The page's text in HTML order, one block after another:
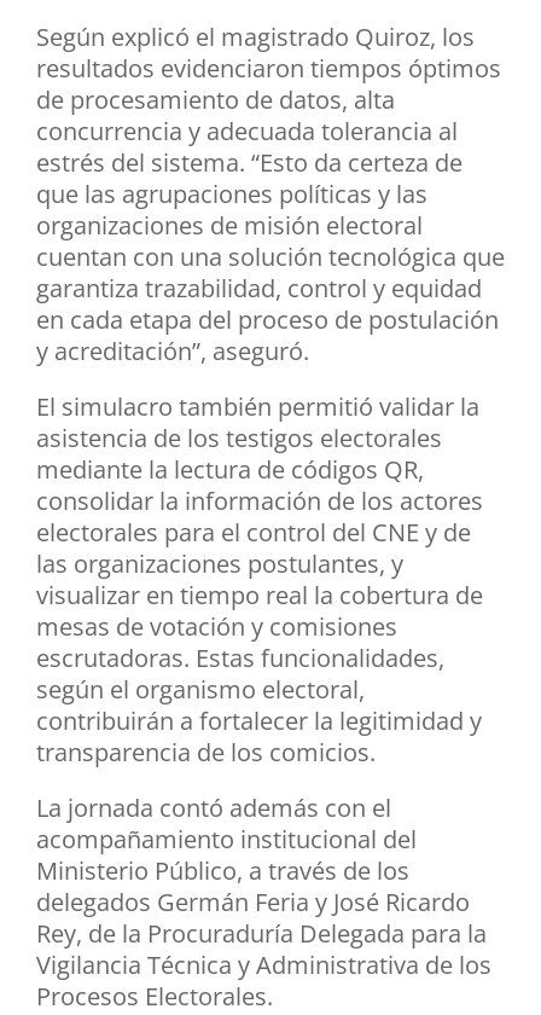
Según explicó el magistrado Quiroz, los
resultados evidenciaron tiempos óptimos
de procesamiento de datos, alta
concurrencia y adecuada tolerancia al
estrés del sistema. “Esto da certeza de
que las agrupaciones políticas y las
organizaciones de misión electoral
cuentan con una solución tecnológica que
garantiza trazabilidad, control y equidad
en cada etapa del proceso de postulación
y acreditación”, aseguró.
El simulacro también permitió validar la
asistencia de los testigos electorales
mediante la lectura de códigos QR,
consolidar la información de los actores
electorales para el control del CNE y de
las organizaciones postulantes, y
visualizar en tiempo real la cobertura de
mesas de votación y comisiones
escrutadoras. Estas funcionalidades,
según el organismo electoral,
contribuirán a fortalecer la legitimidad y
transparencia de los comicios.
La jornada contó además con el
acompañamiento institucional del
Ministerio Público, a través de los
delegados Germán Feria y José Ricardo
Rey, de la Procuraduría Delegada para la
Vigilancia Técnica y Administrativa de los
Procesos Electorales.